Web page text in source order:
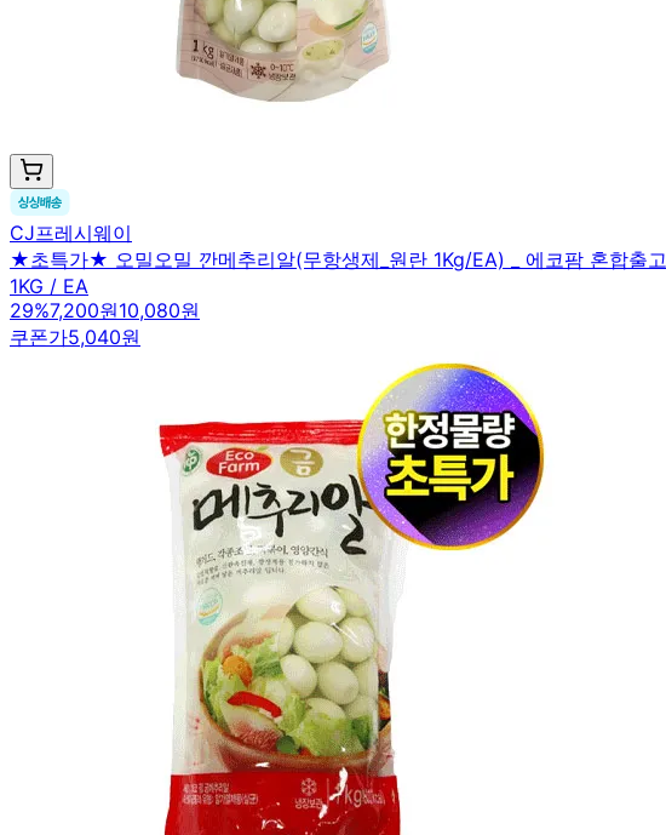
CJ프레시웨이
★초특가★ 오밀오밀 깐메추리알(무항생제_원란 1Kg/EA) _ 에코팜 혼합출고
1KG / EA
29%7,200원10,080원
쿠폰가5,040원